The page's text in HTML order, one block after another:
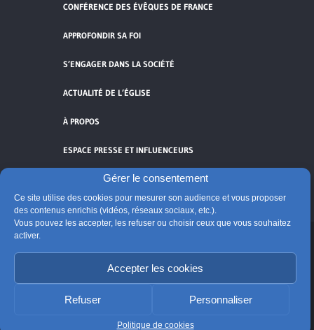
Gérer le consentement
Ce site utilise des cookies pour mesurer son audience et vous proposer
des contenus enrichis (vidéos, réseaux sociaux, etc.).
Vous pouvez les accepter, les refuser ou choisir ceux que vous souhaitez
activer.
Accepter les cookies
Refuser Personnaliser
Politique de cookies
CONFÉRENCE DES ÉVÊQUES DE FRANCE
APPROFONDIR SA FOI
S’ENGAGER DANS LA SOCIÉTÉ
ACTUALITÉ DE L’ÉGLISE
À PROPOS
ESPACE PRESSE ET INFLUENCEURS
Cliquez pour accepter les cookies de
vidéos et réseaux sociaux et activer ce
contenu.
© Église catholique en France
Édité par la Conférence des évêques de France